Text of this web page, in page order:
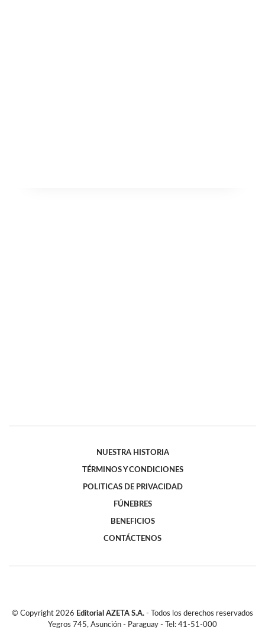
NUESTRA HISTORIA
TÉRMINOS Y CONDICIONES
POLITICAS DE PRIVACIDAD
FÚNEBRES
BENEFICIOS
CONTÁCTENOS
© Copyright 2026 Editorial AZETA S.A. - Todos los derechos reservados
Yegros 745, Asunción - Paraguay - Tel: 41-51-000